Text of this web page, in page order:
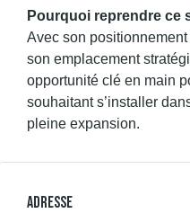
Pourquoi reprendre ce
Avec son
son emplacement
opportunité clé en main
souhaitant s’installer
pleine expansion.
Adresse